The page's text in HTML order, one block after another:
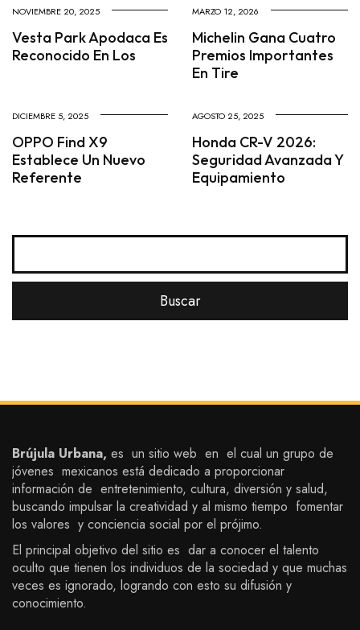
NOVIEMBRE 20, 2025
Vesta Park Apodaca Es
Reconocido En Los
MARZO 12, 2026
Michelin Gana Cuatro
Premios Importantes
En Tire
DICIEMBRE 5, 2025
OPPO Find X9
Establece Un Nuevo
Referente
AGOSTO 25, 2025
Honda CR-V 2026:
Seguridad Avanzada Y
Equipamiento
Brújula Urbana, es un sitio web en el cual un grupo de
jóvenes mexicanos está dedicado a proporcionar
información de entretenimiento, cultura, diversión y salud,
buscando impulsar la creatividad y al mismo tiempo fomentar
los valores y conciencia social por el prójimo.
El principal objetivo del sitio es dar a conocer el talento
oculto que tienen los individuos de la sociedad y que muchas
veces es ignorado, logrando con esto su difusión y
conocimiento.